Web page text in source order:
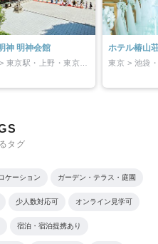
神 明神会館 ホテル椿山
東京 > 池袋
タグ
ケーション ガーデン・テラス・庭園
少人数対応可 オンライン見学可
宿泊・宿泊提携あり